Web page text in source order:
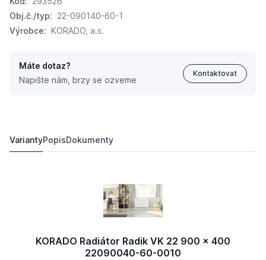
Obj.č./typ: 22-090140-60-1
Výrobce: KORADO, a.s.
Máte dotaz?
Napište nám, brzy se ozveme
Kontaktovat
VariantyPopisDokumenty
KORADO Radiátor Radik VK 22 900 x 400
22090040-60-0010